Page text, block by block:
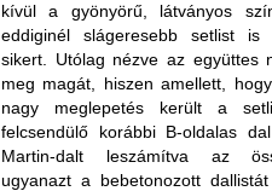
kívül a gyönyörű, látványos
eddiginél slágeresebb setlist is
sikert. Utólag nézve az együttes
meg magát, hiszen amellett,
nagy meglepetés került a
felcsendülő korábbi B-oldalas
Martin-dalt leszámítva az
ugyanazt a bebetonozott